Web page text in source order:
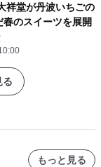
祥堂が丹波いちごの
春のスイーツを展開
る
もっと見る